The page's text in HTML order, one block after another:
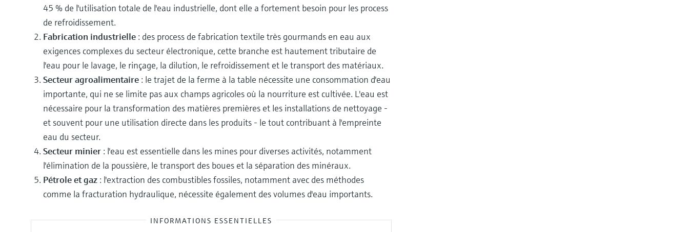
45 % de l'utilisation totale de l'eau industrielle, dont elle a fortement besoin pour les process
de refroidissement.
Fabrication industrielle : des process de fabrication textile très gourmands en eau aux
exigences complexes du secteur électronique, cette branche est hautement tributaire de
l'eau pour le lavage, le rinçage, la dilution, le refroidissement et le transport des matériaux.
Secteur agroalimentaire : le trajet de la ferme à la table nécessite une consommation d'eau
importante, qui ne se limite pas aux champs agricoles où la nourriture est cultivée. L'eau est
nécessaire pour la transformation des matières premières et les installations de nettoyage -
et souvent pour une utilisation directe dans les produits - le tout contribuant à l'empreinte
eau du secteur.
Secteur minier : l'eau est essentielle dans les mines pour diverses activités, notamment
l'élimination de la poussière, le transport des boues et la séparation des minéraux.
Pétrole et gaz : l'extraction des combustibles fossiles, notamment avec des méthodes
comme la fracturation hydraulique, nécessite également des volumes d'eau importants.
INFORMATIONS ESSENTIELLES